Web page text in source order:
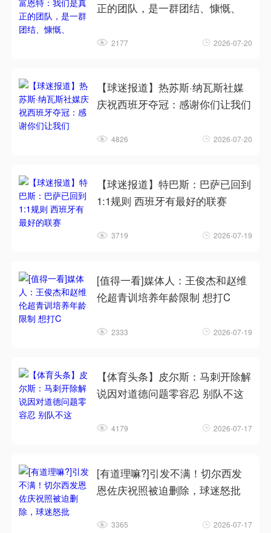
正的团队，是一群团结、慷慨、
2177 2026-07-20
【球迷报道】热苏斯·纳瓦斯社媒
庆祝西班牙夺冠：感谢你们让我们
4826 2026-07-20
【球迷报道】特巴斯：巴萨已回到
1:1规则 西班牙有最好的联赛
3719 2026-07-19
[值得一看]媒体人：王俊杰和赵维
伦超青训培养年龄限制 想打C
2333 2026-07-19
【体育头条】皮尔斯：马刺开除解
说因对道德问题零容忍 别队不这
4179 2026-07-17
[有道理嘛?]引发不满！切尔西发
恩佐庆祝照被迫删除，球迷怒批
3365 2026-07-17